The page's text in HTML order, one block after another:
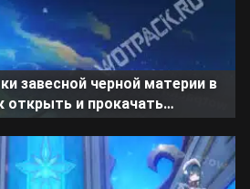
завесной черной материи в
открыть и прокачать